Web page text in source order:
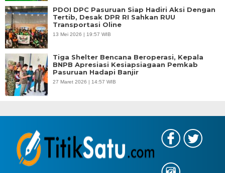
PDOI DPC Pasuruan Siap Hadiri Aksi Dengan
Tertib, Desak DPR RI Sahkan RUU
Transportasi Oline
13 Mei 2026 | 19:57 WIB
Tiga Shelter Bencana Beroperasi, Kepala
BNPB Apresiasi Kesiapsiagaan Pemkab
Pasuruan Hadapi Banjir
27 Maret 2026 | 14:57 WIB